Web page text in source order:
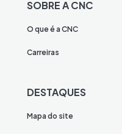
SOBRE A CNC
O que é a CNC
Carreiras
DESTAQUES
Mapa do site